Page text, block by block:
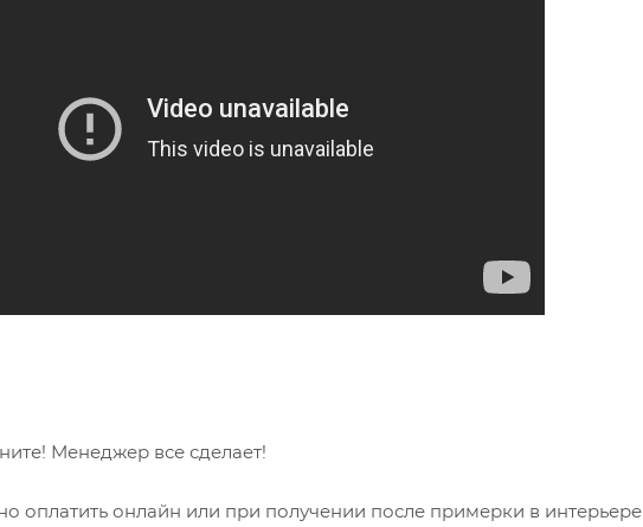
Менеджер все сделает!
оплатить онлайн или при получении после примерки в интерьере